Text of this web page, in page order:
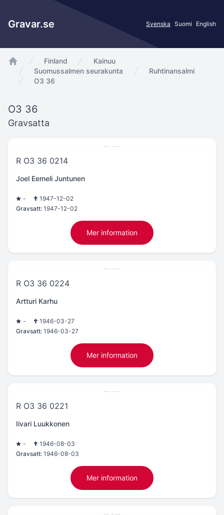
Gravar.se Svenska Suomi English
app.Start
Finland
Kainuu
Suomussalmen seurakunta
Ruhtinansalmi
O3 36
O3 36
Gravsatta
R O3 36 0214
Joel Eemeli Juntunen
-
1947-12-02
Gravsatt: 1947-12-02
Mer information
R O3 36 0224
Artturi Karhu
-
1946-03-27
Gravsatt: 1946-03-27
Mer information
R O3 36 0221
Iivari Luukkonen
-
1946-08-03
Gravsatt: 1946-08-03
Mer information